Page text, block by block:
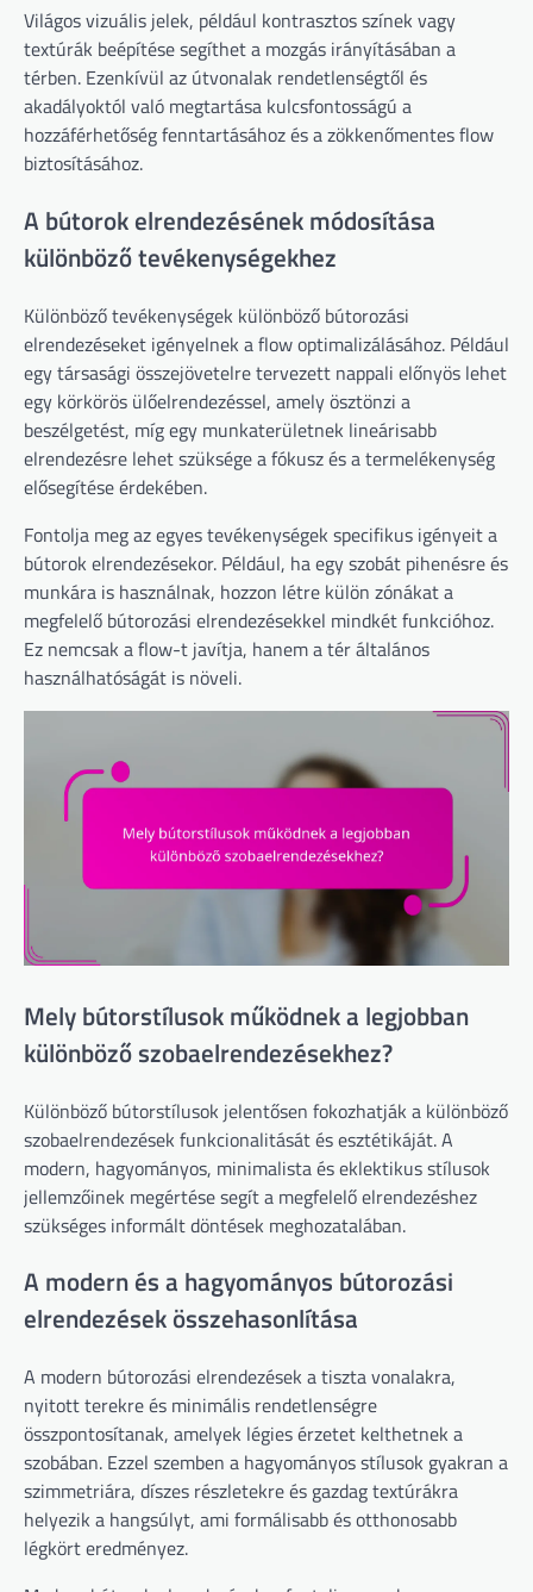
Világos vizuális jelek, például kontrasztos színek vagy
textúrák beépítése segíthet a mozgás irányításában a
térben. Ezenkívül az útvonalak rendetlenségtől és
akadályoktól való megtartása kulcsfontosságú a
hozzáférhetőség fenntartásához és a zökkenőmentes flow
biztosításához.
A bútorok elrendezésének módosítása
különböző tevékenységekhez
Különböző tevékenységek különböző bútorozási
elrendezéseket igényelnek a flow optimalizálásához. Például
egy társasági összejövetelre tervezett nappali előnyös lehet
egy körkörös ülőelrendezéssel, amely ösztönzi a
beszélgetést, míg egy munkaterületnek lineárisabb
elrendezésre lehet szüksége a fókusz és a termelékenység
elősegítése érdekében.
Fontolja meg az egyes tevékenységek specifikus igényeit a
bútorok elrendezésekor. Például, ha egy szobát pihenésre és
munkára is használnak, hozzon létre külön zónákat a
megfelelő bútorozási elrendezésekkel mindkét funkcióhoz.
Ez nemcsak a flow-t javítja, hanem a tér általános
használhatóságát is növeli.
Mely bútorstílusok működnek a legjobban
különböző szobaelrendezésekhez?
Különböző bútorstílusok jelentősen fokozhatják a különböző
szobaelrendezések funkcionalitását és esztétikáját. A
modern, hagyományos, minimalista és eklektikus stílusok
jellemzőinek megértése segít a megfelelő elrendezéshez
szükséges informált döntések meghozatalában.
A modern és a hagyományos bútorozási
elrendezések összehasonlítása
A modern bútorozási elrendezések a tiszta vonalakra,
nyitott terekre és minimális rendetlenségre
összpontosítanak, amelyek légies érzetet kelthetnek a
szobában. Ezzel szemben a hagyományos stílusok gyakran a
szimmetriára, díszes részletekre és gazdag textúrákra
helyezik a hangsúlyt, ami formálisabb és otthonosabb
légkört eredményez.